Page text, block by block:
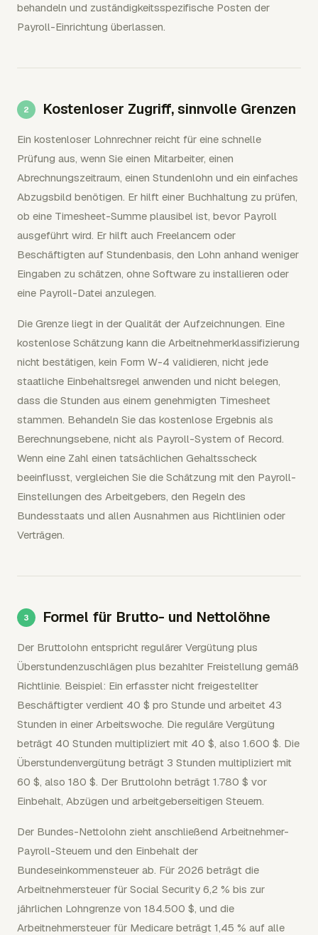
behandeln und zuständigkeitsspezifische Posten der
Payroll-Einrichtung überlassen.
Kostenloser Zugriff, sinnvolle Grenzen
Ein kostenloser Lohnrechner reicht für eine schnelle
Prüfung aus, wenn Sie einen Mitarbeiter, einen
Abrechnungszeitraum, einen Stundenlohn und ein einfaches
Abzugsbild benötigen. Er hilft einer Buchhaltung zu prüfen,
ob eine Timesheet-Summe plausibel ist, bevor Payroll
ausgeführt wird. Er hilft auch Freelancern oder
Beschäftigten auf Stundenbasis, den Lohn anhand weniger
Eingaben zu schätzen, ohne Software zu installieren oder
eine Payroll-Datei anzulegen.
Die Grenze liegt in der Qualität der Aufzeichnungen. Eine
kostenlose Schätzung kann die Arbeitnehmerklassifizierung
nicht bestätigen, kein Form W-4 validieren, nicht jede
staatliche Einbehaltsregel anwenden und nicht belegen,
dass die Stunden aus einem genehmigten Timesheet
stammen. Behandeln Sie das kostenlose Ergebnis als
Berechnungsebene, nicht als Payroll-System of Record.
Wenn eine Zahl einen tatsächlichen Gehaltsscheck
beeinflusst, vergleichen Sie die Schätzung mit den Payroll-
Einstellungen des Arbeitgebers, den Regeln des
Bundesstaats und allen Ausnahmen aus Richtlinien oder
Verträgen.
Formel für Brutto- und Nettolöhne
Der Bruttolohn entspricht regulärer Vergütung plus
Überstundenzuschlägen plus bezahlter Freistellung gemäß
Richtlinie. Beispiel: Ein erfasster nicht freigestellter
Beschäftigter verdient 40 $ pro Stunde und arbeitet 43
Stunden in einer Arbeitswoche. Die reguläre Vergütung
beträgt 40 Stunden multipliziert mit 40 $, also 1.600 $. Die
Überstundenvergütung beträgt 3 Stunden multipliziert mit
60 $, also 180 $. Der Bruttolohn beträgt 1.780 $ vor
Einbehalt, Abzügen und arbeitgeberseitigen Steuern.
Der Bundes-Nettolohn zieht anschließend Arbeitnehmer-
Payroll-Steuern und den Einbehalt der
Bundeseinkommensteuer ab. Für 2026 beträgt die
Arbeitnehmersteuer für Social Security 6,2 % bis zur
jährlichen Lohngrenze von 184.500 $, und die
Arbeitnehmersteuer für Medicare beträgt 1,45 % auf alle